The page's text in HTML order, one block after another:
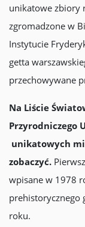
unikatowe zbiory
zgromadzone w
Instytucie
getta
przechowywane
Na Liście
Przyrodniczego
unikatowych
zobaczyć.
wpisane w 1978
prehistorycznego
roku.